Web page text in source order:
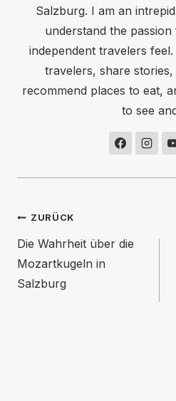
Salzburg. I am an
understand the
independent travelers
travelers, share
recommend places to eat,
to see
ZURÜCK
Die Wahrheit über die
Mozartkugeln in
Salzburg